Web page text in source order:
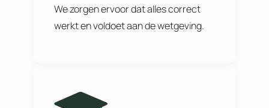
We zorgen ervoor dat alles correct
werkt en voldoet aan de wetgeving.